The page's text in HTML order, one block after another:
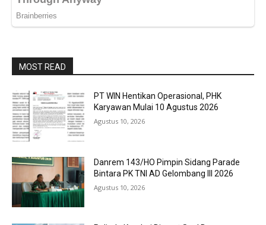
MOST READ
PT WIN Hentikan Operasional, PHK
Karyawan Mulai 10 Agustus 2026
Agustus 10, 2026
Danrem 143/HO Pimpin Sidang Parade
Bintara PK TNI AD Gelombang III 2026
Agustus 10, 2026